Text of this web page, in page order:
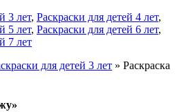
3 лет, Раскраски для детей 4 лет,
5 лет, Раскраски для детей 6 лет,
7 лет
для детей 3 лет » Раскраска